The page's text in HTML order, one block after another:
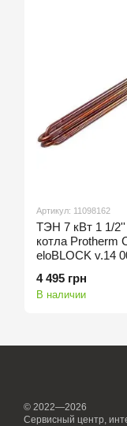
Артикул: 11098162
ТЭН 7 кВт 1 1/2''
котла Protherm
eloBLOCK v.14
4 495 грн
В наличии
© 2022—2026
Сервисный центр,